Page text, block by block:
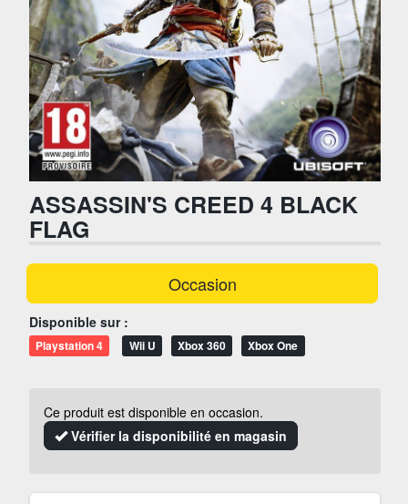
ASSASSIN'S CREED 4 BLACK
FLAG
Occasion
Disponible sur :
Playstation 4 Wii U Xbox 360 Xbox One
Ce produit est disponible en occasion.
Vérifier la disponibilité en magasin